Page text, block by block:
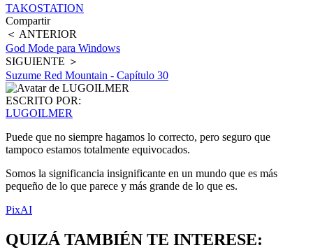
TAKOSTATION
Compartir
＜ ANTERIOR
God Mode para Windows
SIGUIENTE ＞
Suzume Red Mountain - Capítulo 30
ESCRITO POR:
LUGOILMER
Puede que no siempre hagamos lo correcto, pero seguro que
tampoco estamos totalmente equivocados.
Somos la significancia insignificante en un mundo que es más
pequeño de lo que parece y más grande de lo que es.
PixAI
QUIZÁ TAMBIÉN TE INTERESE: